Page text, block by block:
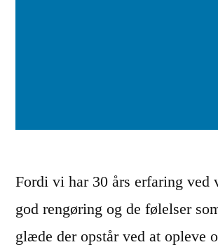
Fordi vi har 30 års erfaring ved
god rengøring og de følelser
glæde der opstår ved at opleve